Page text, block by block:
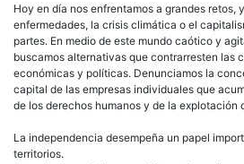
Hoy en día nos enfrentamos a grandes retos,
enfermedades, la crisis climática o el
partes. En medio de este mundo caótico y
buscamos alternativas que contrarresten las
económicas y políticas. Denunciamos la
capital de las empresas individuales que
de los derechos humanos y de la explotación
La independencia desempeña un papel
territorios.